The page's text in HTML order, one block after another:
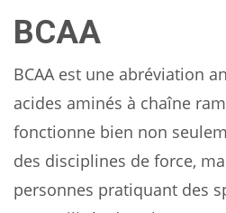
BCAA
BCAA est une abréviation
acides aminés à chaîne
fonctionne bien non
des disciplines de force,
personnes pratiquant des